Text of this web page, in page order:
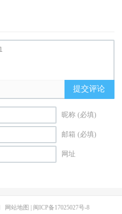
提交评论
昵称 (必填)
邮箱 (必填)
网址
网站地图 闽ICP备17025027号-8